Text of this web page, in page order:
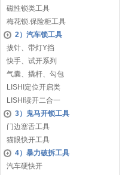
磁性锁类工具
梅花锁.保险柜工具
2）汽车锁工具
拔针、带灯Y挡
快手、试开系列
气囊、撬杆、勾包
LISHI定位开启类
LISHI读开二合一
3）鬼马开锁工具
门边塞舌工具
猫眼快开工具
4）暴力破拆工具
汽车硬快开